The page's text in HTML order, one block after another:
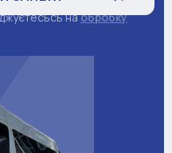
наобробку